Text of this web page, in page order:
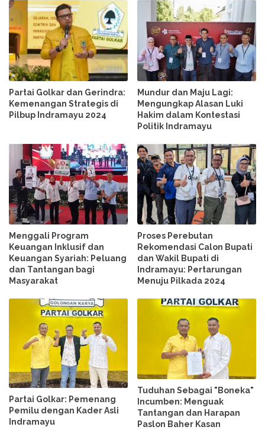
Partai Golkar dan Gerindra:
Kemenangan Strategis di
Pilbup Indramayu 2024
Mundur dan Maju Lagi:
Mengungkap Alasan Luki
Hakim dalam Kontestasi
Politik Indramayu
Menggali Program
Keuangan Inklusif dan
Keuangan Syariah: Peluang
dan Tantangan bagi
Masyarakat
Proses Perebutan
Rekomendasi Calon Bupati
dan Wakil Bupati di
Indramayu: Pertarungan
Menuju Pilkada 2024
Partai Golkar: Pemenang
Pemilu dengan Kader Asli
Indramayu
Tuduhan Sebagai "Boneka"
Incumben: Menguak
Tantangan dan Harapan
Paslon Baher Kasan